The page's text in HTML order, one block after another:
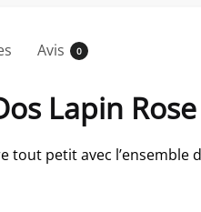
Avis 0
Lapin Rose
tout petit avec l’ensemble